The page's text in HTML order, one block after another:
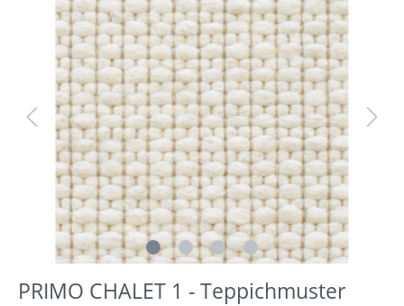
PRIMO CHALET 1 - Teppichmuster